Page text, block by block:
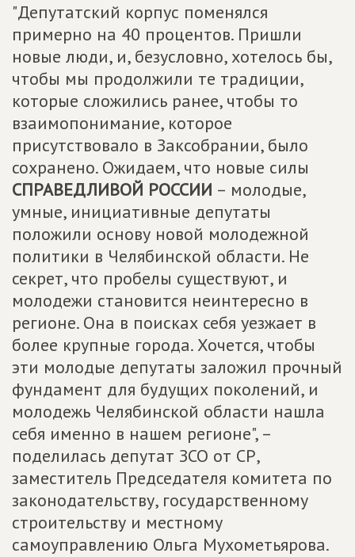
"Депутатский корпус поменялся
примерно на 40 процентов. Пришли
новые люди, и, безусловно, хотелось бы,
чтобы мы продолжили те традиции,
которые сложились ранее, чтобы то
взаимопонимание, которое
присутствовало в Заксобрании, было
сохранено. Ожидаем, что новые силы
СПРАВЕДЛИВОЙ РОССИИ – молодые,
умные, инициативные депутаты
положили основу новой молодежной
политики в Челябинской области. Не
секрет, что пробелы существуют, и
молодежи становится неинтересно в
регионе. Она в поисках себя уезжает в
более крупные города. Хочется, чтобы
эти молодые депутаты заложил прочный
фундамент для будущих поколений, и
молодежь Челябинской области нашла
себя именно в нашем регионе", –
поделилась депутат ЗСО от СР,
заместитель Председателя комитета по
законодательству, государственному
строительству и местному
самоуправлению Ольга Мухометьярова.